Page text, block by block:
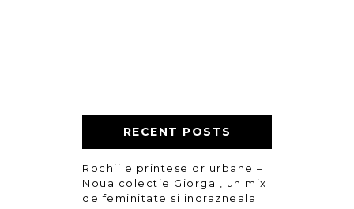
RECENT POSTS
Rochiile printeselor urbane –
Noua colectie Giorgal, un mix
de feminitate si indrazneala